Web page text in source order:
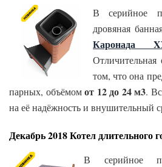
В серийное
дровяная
Каронада
том, что она
парных, объёмомот 12 до 24 м3.
на её надёжность и внушительный
Декабрь 2018 Котел длительного
В серийное